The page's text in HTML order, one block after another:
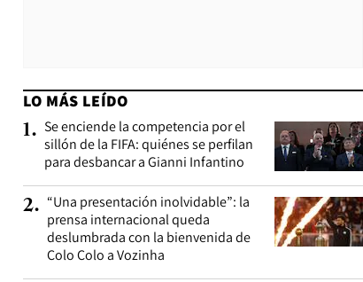
LO MÁS LEÍDO
1. Se enciende la competencia por el
sillón de la FIFA: quiénes se perfilan
para desbancar a Gianni Infantino
2. “Una presentación inolvidable”: la
prensa internacional queda
deslumbrada con la bienvenida de
Colo Colo a Vozinha